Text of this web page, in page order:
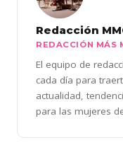
Redacción
REDACCIÓN MÁS
El equipo de
cada día para
actualidad,
para las mujeres